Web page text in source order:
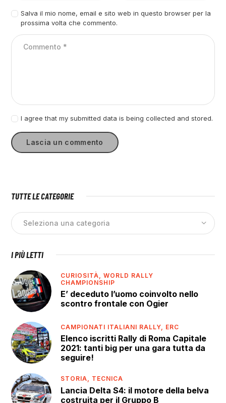
Salva il mio nome, email e sito web in questo browser per la
prossima volta che commento.
I agree that my submitted data is being collected and stored.
TUTTE LE CATEGORIE
I PIÙ LETTI
CURIOSITÀ,WORLD RALLY
CHAMPIONSHIP
E’ deceduto l’uomo coinvolto nello
scontro frontale con Ogier
CAMPIONATI ITALIANI RALLY, ERC
Elenco iscritti Rally di Roma Capitale
2021: tanti big per una gara tutta da
seguire!
STORIA, TECNICA
Lancia Delta S4: il motore della belva
costruita per il Gruppo B